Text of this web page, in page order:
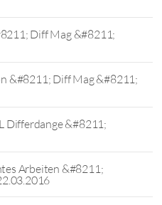
Diff Mag &#8211;
&#8211; Diff Mag &#8211;
Differdange &#8211;
Arbeiten &#8211;